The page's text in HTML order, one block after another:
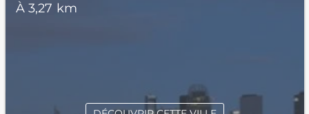
À 3,27 km